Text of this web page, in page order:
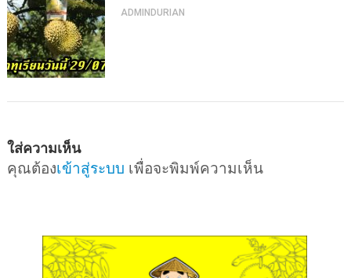
ADMINDURIAN
ใส่ความเห็น
คุณต้องเข้าสู่ระบบ เพื่อจะพิมพ์ความเห็น